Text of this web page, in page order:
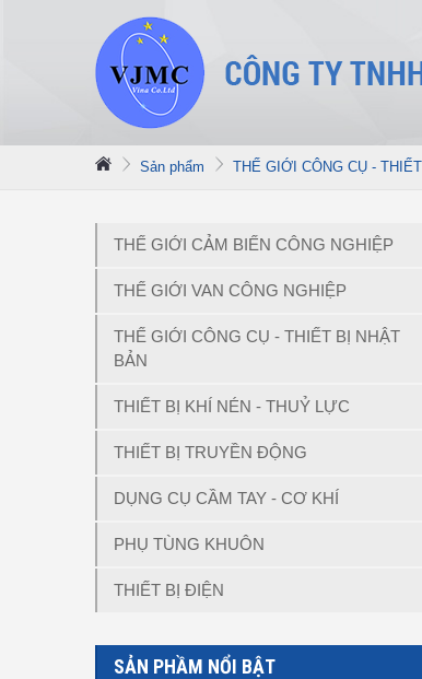
Sản phẩm THẾ GIỚI CÔNG CỤ -
THẾ GIỚI CẢM BIẾN CÔNG NGHIỆP
THẾ GIỚI VAN CÔNG NGHIỆP
THẾ GIỚI CÔNG CỤ - THIẾT BỊ NHẬT
BẢN
THIẾT BỊ KHÍ NÉN - THUỶ LỰC
THIẾT BỊ TRUYỀN ĐỘNG
DỤNG CỤ CẦM TAY - CƠ KHÍ
PHỤ TÙNG KHUÔN
THIẾT BỊ ĐIỆN
SẢN PHẦM NỔI BẬT